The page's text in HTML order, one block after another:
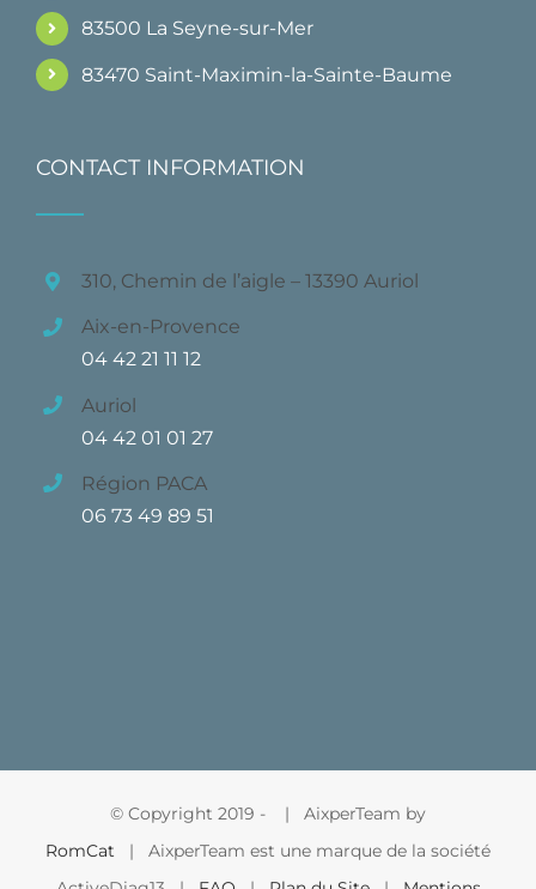
83500 La Seyne-sur-Mer
83470 Saint-Maximin-la-Sainte-Baume
CONTACT INFORMATION
310, Chemin de l’aigle – 13390 Auriol
Aix-en-Provence
04 42 21 11 12
Auriol
04 42 01 01 27
Région PACA
06 73 49 89 51
© Copyright 2019 -
| AixperTeam by
RomCat | AixperTeam est une marque de la société